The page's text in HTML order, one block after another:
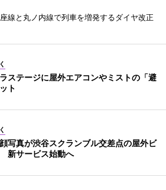
線と丸ノ内線で列車を増発するダイヤ改正
ステージに屋外エアコンやミストの「避
ト
写真が渋谷スクランブル交差点の屋外ビ
新サービス始動へ